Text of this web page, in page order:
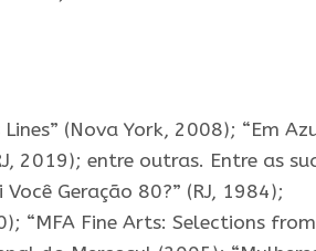
(Nova York, 2008); “Em
2019); entre outras. Entre as
Geração 80?” (RJ, 1984);
“MFA Fine Arts: Selections from